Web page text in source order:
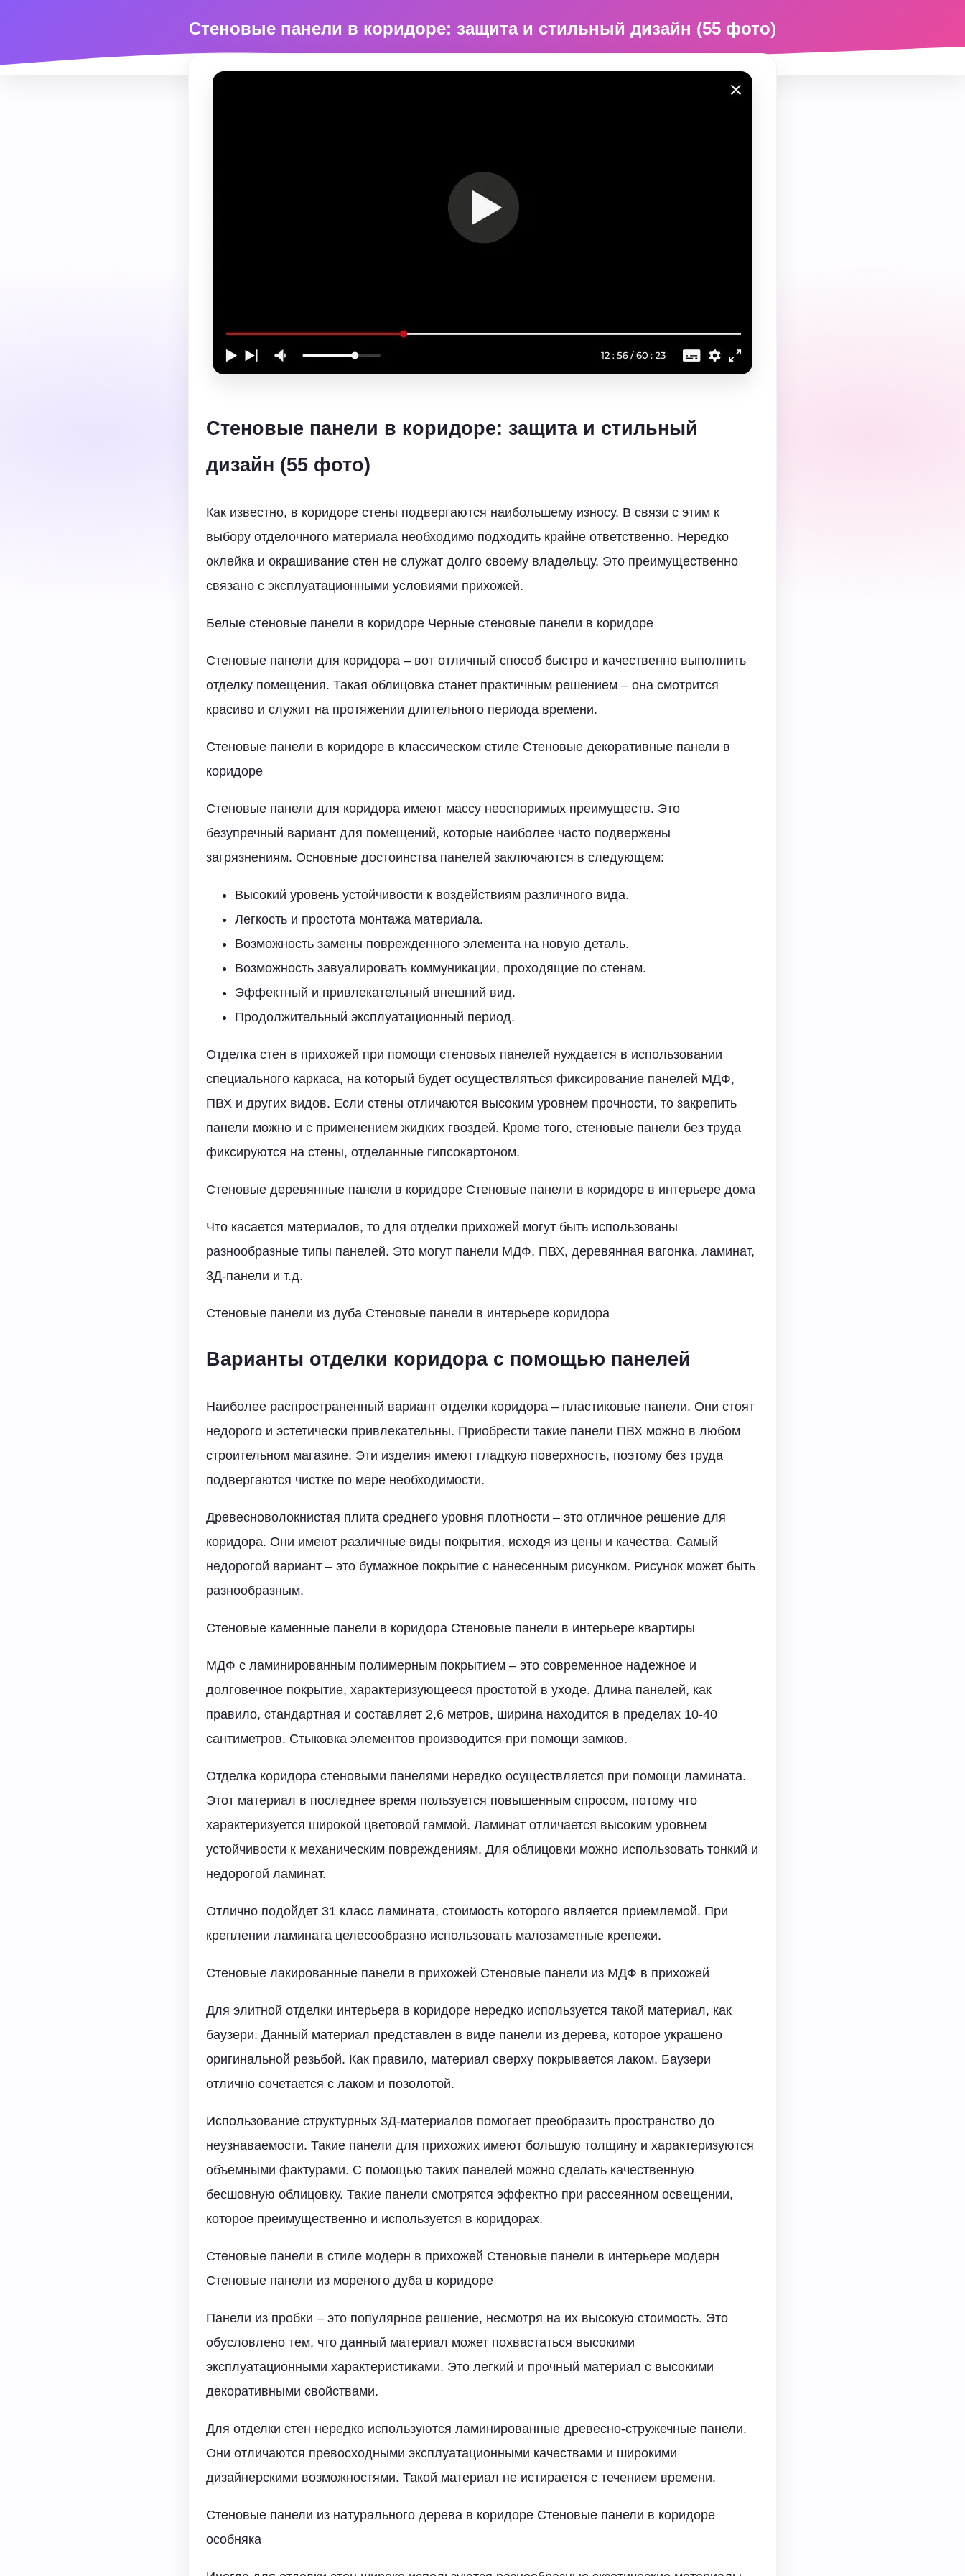
Стеновые панели в коридоре: защита и стильный дизайн (55 фото)
Стеновые панели в коридоре: защита и стильный
дизайн (55 фото)
Как известно, в коридоре стены подвергаются наибольшему износу. В связи с этим к
выбору отделочного материала необходимо подходить крайне ответственно. Нередко
оклейка и окрашивание стен не служат долго своему владельцу. Это преимущественно
связано с эксплуатационными условиями прихожей.
Белые стеновые панели в коридоре Черные стеновые панели в коридоре
Стеновые панели для коридора – вот отличный способ быстро и качественно выполнить
отделку помещения. Такая облицовка станет практичным решением – она смотрится
красиво и служит на протяжении длительного периода времени.
Стеновые панели в коридоре в классическом стиле Стеновые декоративные панели в
коридоре
Стеновые панели для коридора имеют массу неоспоримых преимуществ. Это
безупречный вариант для помещений, которые наиболее часто подвержены
загрязнениям. Основные достоинства панелей заключаются в следующем:
Высокий уровень устойчивости к воздействиям различного вида.
Легкость и простота монтажа материала.
Возможность замены поврежденного элемента на новую деталь.
Возможность завуалировать коммуникации, проходящие по стенам.
Эффектный и привлекательный внешний вид.
Продолжительный эксплуатационный период.
Отделка стен в прихожей при помощи стеновых панелей нуждается в использовании
специального каркаса, на который будет осуществляться фиксирование панелей МДФ,
ПВХ и других видов. Если стены отличаются высоким уровнем прочности, то закрепить
панели можно и с применением жидких гвоздей. Кроме того, стеновые панели без труда
фиксируются на стены, отделанные гипсокартоном.
Стеновые деревянные панели в коридоре Стеновые панели в коридоре в интерьере дома
Что касается материалов, то для отделки прихожей могут быть использованы
разнообразные типы панелей. Это могут панели МДФ, ПВХ, деревянная вагонка, ламинат,
3Д-панели и т.д.
Стеновые панели из дуба Стеновые панели в интерьере коридора
Варианты отделки коридора с помощью панелей
Наиболее распространенный вариант отделки коридора – пластиковые панели. Они стоят
недорого и эстетически привлекательны. Приобрести такие панели ПВХ можно в любом
строительном магазине. Эти изделия имеют гладкую поверхность, поэтому без труда
подвергаются чистке по мере необходимости.
Древесноволокнистая плита среднего уровня плотности – это отличное решение для
коридора. Они имеют различные виды покрытия, исходя из цены и качества. Самый
недорогой вариант – это бумажное покрытие с нанесенным рисунком. Рисунок может быть
разнообразным.
Стеновые каменные панели в коридора Стеновые панели в интерьере квартиры
МДФ с ламинированным полимерным покрытием – это современное надежное и
долговечное покрытие, характеризующееся простотой в уходе. Длина панелей, как
правило, стандартная и составляет 2,6 метров, ширина находится в пределах 10-40
сантиметров. Стыковка элементов производится при помощи замков.
Отделка коридора стеновыми панелями нередко осуществляется при помощи ламината.
Этот материал в последнее время пользуется повышенным спросом, потому что
характеризуется широкой цветовой гаммой. Ламинат отличается высоким уровнем
устойчивости к механическим повреждениям. Для облицовки можно использовать тонкий и
недорогой ламинат.
Отлично подойдет 31 класс ламината, стоимость которого является приемлемой. При
креплении ламината целесообразно использовать малозаметные крепежи.
Стеновые лакированные панели в прихожей Стеновые панели из МДФ в прихожей
Для элитной отделки интерьера в коридоре нередко используется такой материал, как
баузери. Данный материал представлен в виде панели из дерева, которое украшено
оригинальной резьбой. Как правило, материал сверху покрывается лаком. Баузери
отлично сочетается с лаком и позолотой.
Использование структурных 3Д-материалов помогает преобразить пространство до
неузнаваемости. Такие панели для прихожих имеют большую толщину и характеризуются
объемными фактурами. С помощью таких панелей можно сделать качественную
бесшовную облицовку. Такие панели смотрятся эффектно при рассеянном освещении,
которое преимущественно и используется в коридорах.
Стеновые панели в стиле модерн в прихожей Стеновые панели в интерьере модерн
Стеновые панели из мореного дуба в коридоре
Панели из пробки – это популярное решение, несмотря на их высокую стоимость. Это
обусловлено тем, что данный материал может похвастаться высокими
эксплуатационными характеристиками. Это легкий и прочный материал с высокими
декоративными свойствами.
Для отделки стен нередко используются ламинированные древесно-стружечные панели.
Они отличаются превосходными эксплуатационными качествами и широкими
дизайнерскими возможностями. Такой материал не истирается с течением времени.
Стеновые панели из натурального дерева в коридоре Стеновые панели в коридоре
особняка